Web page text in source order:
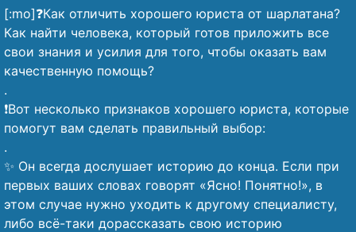
[:mo]❓Как отличить хорошего юриста от шарлатана?
Как найти человека, который готов приложить все
свои знания и усилия для того, чтобы оказать вам
качественную помощь?
.
❗Вот несколько признаков хорошего юриста, которые
помогут вам сделать правильный выбор:
.
✨ Он всегда дослушает историю до конца. Если при
первых ваших словах говорят «Ясно! Понятно!», в
этом случае нужно уходить к другому специалисту,
либо всё-таки дорассказать свою историю